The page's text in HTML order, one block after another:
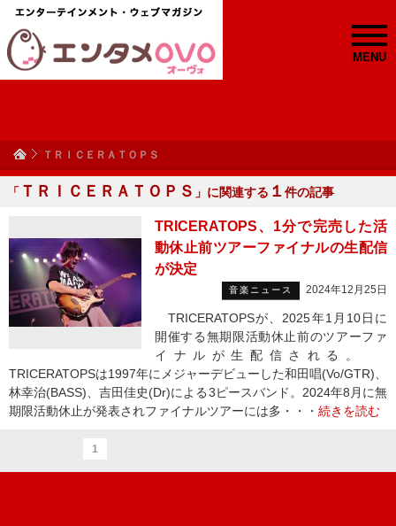
MENU
ＴＲＩＣＥＲＡＴＯＰＳ
「 ＴＲＩＣＥＲＡＴＯＰＳ 」に関連する １ 件の記事
TRICERATOPS、1分で完売した活
動休止前ツアーファイナルの生配信
が決定
音楽ニュース 2024年12月25日
TRICERATOPSが、2025年1月10日に
開催する無期限活動休止前のツアーファ
イナルが生配信される。
TRICERATOPSは1997年にメジャーデビューした和田唱(Vo/GTR)、
林幸治(BASS)、吉田佳史(Dr)による3ピースバンド。2024年8月に無
期限活動休止が発表されファイナルツアーには多・・・ 続きを読む
1